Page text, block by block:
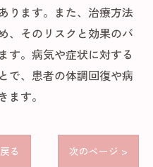
ります。また、治療方法
、そのリスクと効果のバ
す。病気や症状に対する
で、患者の体調回復や病
す。
る 次のページ >